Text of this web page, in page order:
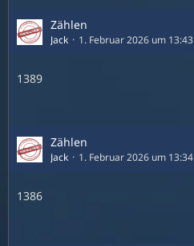
Zählen
Jack 1. Februar 2026 um 13:43
1389
Zählen
Jack 1. Februar 2026 um 13:34
1386